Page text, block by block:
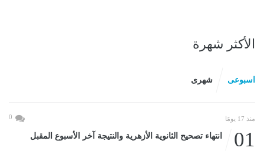
الأكثر شهرة
اسبوعى شهرى
منذ 17 يومًا 0
01 انتهاء تصحيح الثانوية الأزهرية والنتيجة آخر الأسبوع المقبل